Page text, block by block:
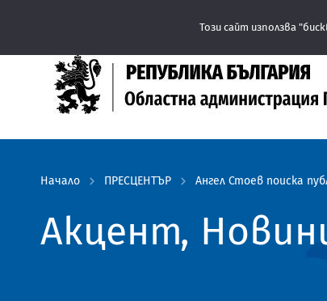
Съобщение: Областна администрация
Начало ПРЕСЦЕНТЪР Ангел Стоев поиска
Акцент,
Този сайт използва